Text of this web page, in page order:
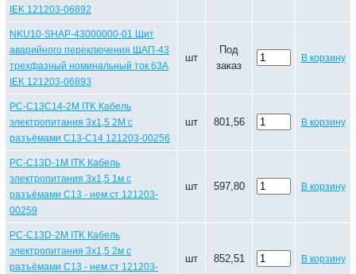
IEK 121203-06892
NKU10-SHAP-43000000-01 Щит
аварийного переключения ЩАП-43
трехфазный номинальный ток 63А
IEK 121203-06893
шт
Под
заказ
В корзину
PC-C13C14-2M ITK Кабель
электропитания 3х1,5 2М с
разъёмами С13-C14 121203-00256
шт 801,56 В корзину
PC-C13D-1M ITK Кабель
электропитания 3х1,5 1м с
разъёмами С13 - нем.ст 121203-
00259
шт 597,80 В корзину
PC-C13D-2M ITK Кабель
электропитания 3х1,5 2м с
разъёмами С13 - нем.ст 121203-
шт 852,51 В корзину